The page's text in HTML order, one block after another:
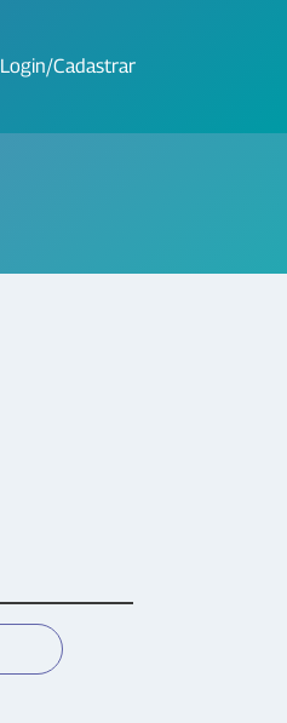
Login/Cadastrar